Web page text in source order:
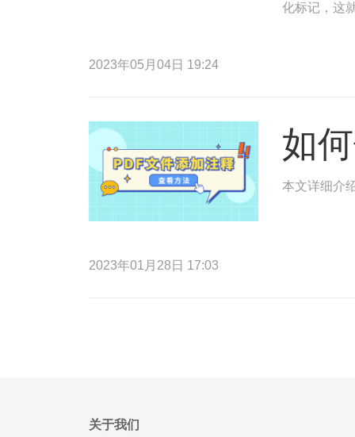
化标记，这
2023年05月04日 19:24
如
本文详细介
2023年01月28日 17:03
关于我们